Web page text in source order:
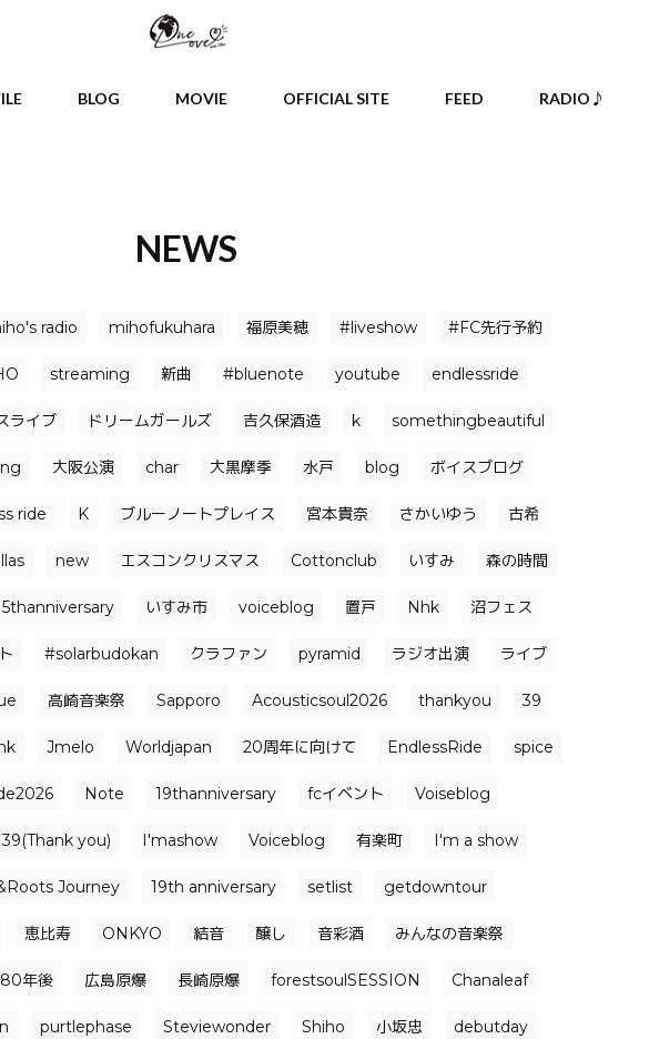
BLOG MOVIE OFFICIAL SITE FEED RADIO♪
NEWS
radio mihofukuhara 福原美穂 #liveshow #FC先行予約
streaming 新曲 #bluenote youtube endlessride
ライブ ドリームガールズ 吉久保酒造 k somethingbeautiful
大阪公演 char 大黒摩季 水戸 blog ボイスブログ
ride K ブルーノートプレイス 宮本貴奈 さかいゆう 古希
new エスコンクリスマス Cottonclub いすみ 森の時間
いすみ市 voiceblog 置戸 Nhk 沼フェス
#solarbudokan クラファン pyramid ラジオ出演 ライブ
高崎音楽祭 Sapporo Acousticsoul2026 thankyou 39
Jmelo Worldjapan 20周年に向けて EndlessRide spice
Note 19thanniversary fcイベント Voiseblog
39(Thank you) I'mashow Voiceblog 有楽町 I'm a show
Journey 19th anniversary setlist getdowntour
恵比寿 ONKYO 結音 醸し 音彩酒 みんなの音楽祭
80年後 広島原爆 長崎原爆 forestsoulSESSION Chanaleaf
purtlephase Steviewonder Shiho 小坂忠 debutday